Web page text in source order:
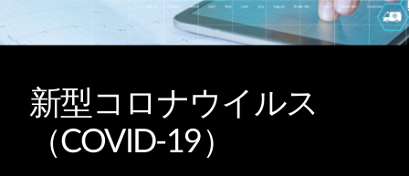
新型コロナウイルス
（COVID-19）